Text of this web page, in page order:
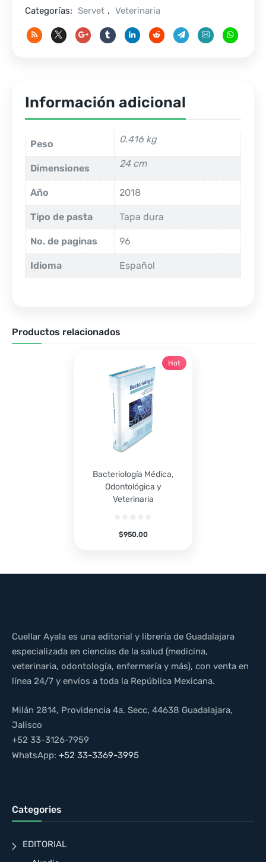
Categorías: Servet , Veterinaria
Información adicional
Peso 0.416 kg
Dimensiones 24 cm
Año 2018
Tipo de pasta Tapa dura
No. de paginas 96
Idioma Español
Productos relacionados
Bacteriología Médica,
Odontológica y
Veterinaria
$950.00
Hot
Cuellar Ayala es una editorial y librería de Guadalajara
especializada en ciencias de la salud (medicina,
veterinaria, odontología, enfermería y más), con venta en
línea 24/7 y envíos a toda la República Mexicana.
Milán 2814, Providencia 4a. Secc, 44638 Guadalajara,
Jalisco
+52 33-3126-7959
WhatsApp: +52 33-3369-3995
Categories
EDITORIAL